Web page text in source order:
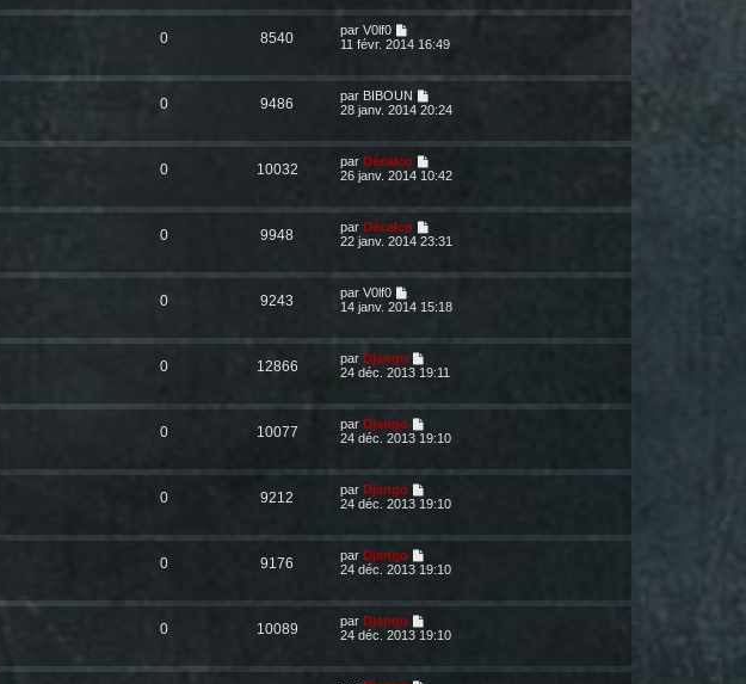
0 8540 par V0lf0
11 févr. 2014 16:49
0 9486 par BIBOUN
28 janv. 2014 20:24
0 10032 par Décalco
26 janv. 2014 10:42
0 9948 par Décalco
22 janv. 2014 23:31
0 9243 par V0lf0
14 janv. 2014 15:18
0 12866 par Django
24 déc. 2013 19:11
0 10077 par Django
24 déc. 2013 19:10
0 9212 par Django
24 déc. 2013 19:10
0 9176 par Django
24 déc. 2013 19:10
0 10089 par Django
24 déc. 2013 19:10